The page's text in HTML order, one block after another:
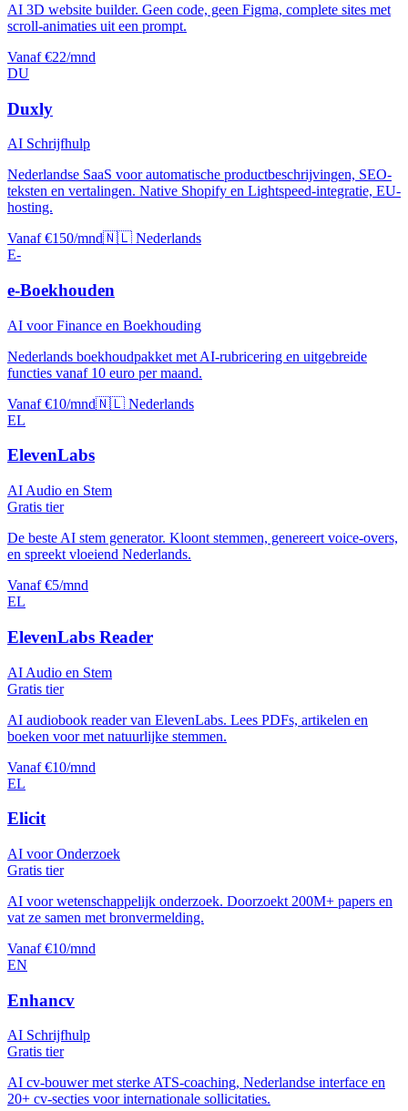
AI 3D website builder. Geen code, geen Figma, complete sites met
scroll-animaties uit een prompt.
Vanaf €22/mnd
DU
Duxly
AI Schrijfhulp
Nederlandse SaaS voor automatische productbeschrijvingen, SEO-
teksten en vertalingen. Native Shopify en Lightspeed-integratie, EU-
hosting.
Vanaf €150/mnd🇳🇱 Nederlands
E-
e-Boekhouden
AI voor Finance en Boekhouding
Nederlands boekhoudpakket met AI-rubricering en uitgebreide
functies vanaf 10 euro per maand.
Vanaf €10/mnd🇳🇱 Nederlands
EL
ElevenLabs
AI Audio en Stem
Gratis tier
De beste AI stem generator. Kloont stemmen, genereert voice-overs,
en spreekt vloeiend Nederlands.
Vanaf €5/mnd
EL
ElevenLabs Reader
AI Audio en Stem
Gratis tier
AI audiobook reader van ElevenLabs. Lees PDFs, artikelen en
boeken voor met natuurlijke stemmen.
Vanaf €10/mnd
EL
Elicit
AI voor Onderzoek
Gratis tier
AI voor wetenschappelijk onderzoek. Doorzoekt 200M+ papers en
vat ze samen met bronvermelding.
Vanaf €10/mnd
EN
Enhancv
AI Schrijfhulp
Gratis tier
AI cv-bouwer met sterke ATS-coaching, Nederlandse interface en
20+ cv-secties voor internationale sollicitaties.